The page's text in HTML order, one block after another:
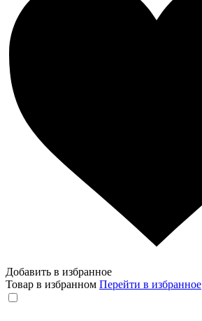
Добавить в избранное
Товар в избранном Перейти в избранное